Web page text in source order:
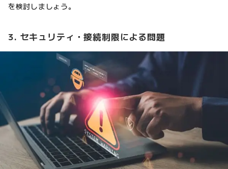
を検討しましょう。
3. セキュリティ・接続制限による問題